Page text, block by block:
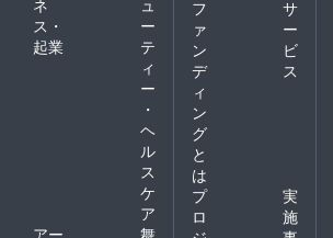
ス・
起業
ー
テ
ィ
ー
・
ヘ
ル
ス
ケ
ア
アー
舞
フ
ァ
ン
デ
ィ
ン
グ
と
は
サ
ー
ビ
ス
プ
ロ
実
施